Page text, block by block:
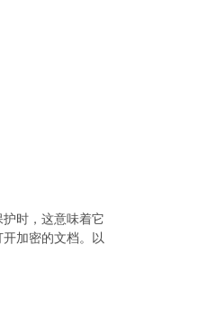
时，这意味着它
加密的文档。以